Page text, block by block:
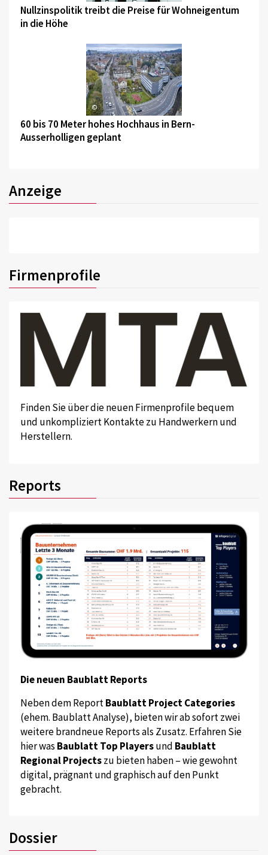
Nullzinspolitik treibt die Preise für Wohneigentum
in die Höhe
©
60 bis 70 Meter hohes Hochhaus in Bern-
Ausserholligen geplant
Anzeige
Firmenprofile
Finden Sie über die neuen Firmenprofile bequem
und unkompliziert Kontakte zu Handwerkern und
Herstellern.
Reports
Die neuen Baublatt Reports
Neben dem ReportBaublatt Project Categories
(ehem. Baublatt Analyse), bieten wir ab sofort zwei
weitere brandneue Reports als Zusatz. Erfahren Sie
hier was Baublatt Top Playersund Baublatt
Regional Projectszu bieten haben – wie gewohnt
digital, prägnant und graphisch auf den Punkt
gebracht.
Dossier